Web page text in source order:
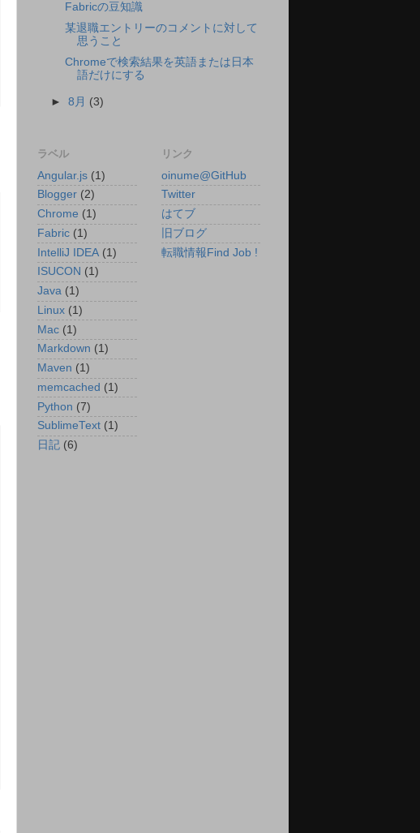
Fabricの豆知識
某退職エントリーのコメントに対して
思うこと
Chromeで検索結果を英語または日本
語だけにする
►8月 (3)
ラベル
Angular.js (1)
Blogger (2)
Chrome (1)
Fabric (1)
IntelliJ IDEA (1)
ISUCON (1)
Java (1)
Linux (1)
Mac (1)
Markdown (1)
Maven (1)
memcached (1)
Python (7)
SublimeText (1)
日記 (6)
リンク
oinume@GitHub
Twitter
はてブ
旧ブログ
転職情報Find Job !